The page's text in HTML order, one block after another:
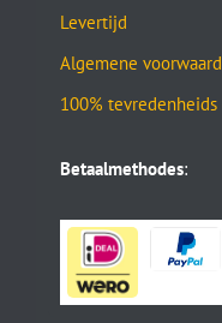
Levertijd
Algemene
100% tevredenheids
Betaalmethodes: